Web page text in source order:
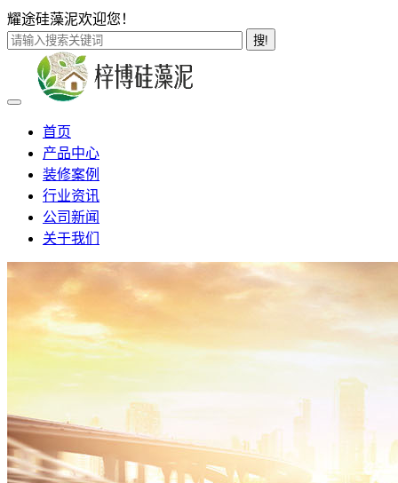
耀途硅藻泥欢迎您！
搜!
首页
产品中心
装修案例
行业资讯
公司新闻
关于我们